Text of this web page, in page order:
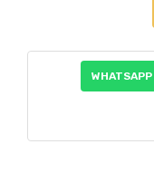
WHATSAPP